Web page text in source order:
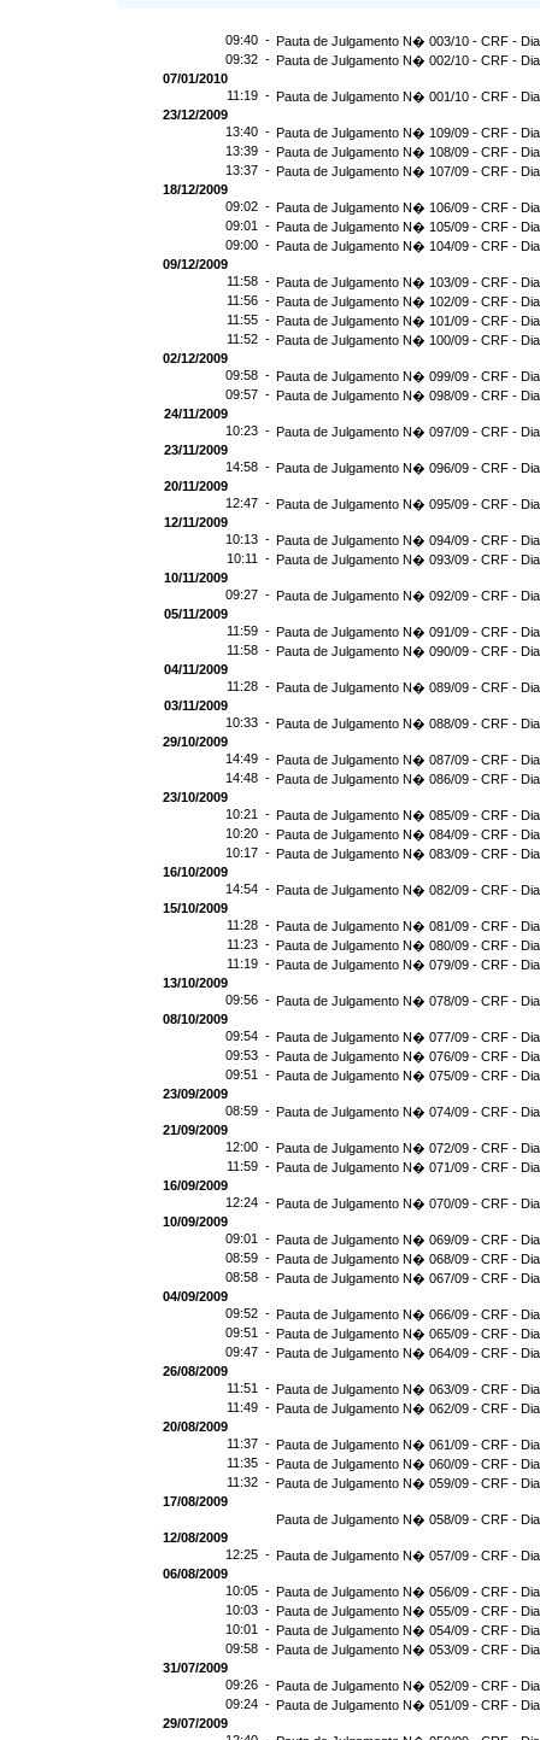
09:40 - Pauta de Julgamento N� 003/10 - CRF -
09:32 - Pauta de Julgamento N� 002/10 - CRF -
07/01/2010
11:19 - Pauta de Julgamento N� 001/10 - CRF -
23/12/2009
13:40 - Pauta de Julgamento N� 109/09 - CRF -
13:39 - Pauta de Julgamento N� 108/09 - CRF -
13:37 - Pauta de Julgamento N� 107/09 - CRF -
18/12/2009
09:02 - Pauta de Julgamento N� 106/09 - CRF -
09:01 - Pauta de Julgamento N� 105/09 - CRF -
09:00 - Pauta de Julgamento N� 104/09 - CRF -
09/12/2009
11:58 - Pauta de Julgamento N� 103/09 - CRF -
11:56 - Pauta de Julgamento N� 102/09 - CRF -
11:55 - Pauta de Julgamento N� 101/09 - CRF -
11:52 - Pauta de Julgamento N� 100/09 - CRF -
02/12/2009
09:58 - Pauta de Julgamento N� 099/09 - CRF -
09:57 - Pauta de Julgamento N� 098/09 - CRF -
24/11/2009
10:23 - Pauta de Julgamento N� 097/09 - CRF -
23/11/2009
14:58 - Pauta de Julgamento N� 096/09 - CRF -
20/11/2009
12:47 - Pauta de Julgamento N� 095/09 - CRF -
12/11/2009
10:13 - Pauta de Julgamento N� 094/09 - CRF -
10:11 - Pauta de Julgamento N� 093/09 - CRF -
10/11/2009
09:27 - Pauta de Julgamento N� 092/09 - CRF -
05/11/2009
11:59 - Pauta de Julgamento N� 091/09 - CRF -
11:58 - Pauta de Julgamento N� 090/09 - CRF -
04/11/2009
11:28 - Pauta de Julgamento N� 089/09 - CRF -
03/11/2009
10:33 - Pauta de Julgamento N� 088/09 - CRF -
29/10/2009
14:49 - Pauta de Julgamento N� 087/09 - CRF -
14:48 - Pauta de Julgamento N� 086/09 - CRF -
23/10/2009
10:21 - Pauta de Julgamento N� 085/09 - CRF -
10:20 - Pauta de Julgamento N� 084/09 - CRF -
10:17 - Pauta de Julgamento N� 083/09 - CRF -
16/10/2009
14:54 - Pauta de Julgamento N� 082/09 - CRF -
15/10/2009
11:28 - Pauta de Julgamento N� 081/09 - CRF -
11:23 - Pauta de Julgamento N� 080/09 - CRF -
11:19 - Pauta de Julgamento N� 079/09 - CRF -
13/10/2009
09:56 - Pauta de Julgamento N� 078/09 - CRF -
08/10/2009
09:54 - Pauta de Julgamento N� 077/09 - CRF -
09:53 - Pauta de Julgamento N� 076/09 - CRF -
09:51 - Pauta de Julgamento N� 075/09 - CRF -
23/09/2009
08:59 - Pauta de Julgamento N� 074/09 - CRF -
21/09/2009
12:00 - Pauta de Julgamento N� 072/09 - CRF -
11:59 - Pauta de Julgamento N� 071/09 - CRF -
16/09/2009
12:24 - Pauta de Julgamento N� 070/09 - CRF -
10/09/2009
09:01 - Pauta de Julgamento N� 069/09 - CRF -
08:59 - Pauta de Julgamento N� 068/09 - CRF -
08:58 - Pauta de Julgamento N� 067/09 - CRF -
04/09/2009
09:52 - Pauta de Julgamento N� 066/09 - CRF -
09:51 - Pauta de Julgamento N� 065/09 - CRF -
09:47 - Pauta de Julgamento N� 064/09 - CRF -
26/08/2009
11:51 - Pauta de Julgamento N� 063/09 - CRF -
11:49 - Pauta de Julgamento N� 062/09 - CRF -
20/08/2009
11:37 - Pauta de Julgamento N� 061/09 - CRF -
11:35 - Pauta de Julgamento N� 060/09 - CRF -
11:32 - Pauta de Julgamento N� 059/09 - CRF -
17/08/2009
Pauta de Julgamento N� 058/09 - CRF -
12/08/2009
12:25 - Pauta de Julgamento N� 057/09 - CRF -
06/08/2009
10:05 - Pauta de Julgamento N� 056/09 - CRF -
10:03 - Pauta de Julgamento N� 055/09 - CRF -
10:01 - Pauta de Julgamento N� 054/09 - CRF -
09:58 - Pauta de Julgamento N� 053/09 - CRF -
31/07/2009
09:26 - Pauta de Julgamento N� 052/09 - CRF -
09:24 - Pauta de Julgamento N� 051/09 - CRF -
29/07/2009